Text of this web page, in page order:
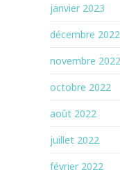
janvier 2023
décembre 2022
novembre 2022
octobre 2022
août 2022
juillet 2022
février 2022